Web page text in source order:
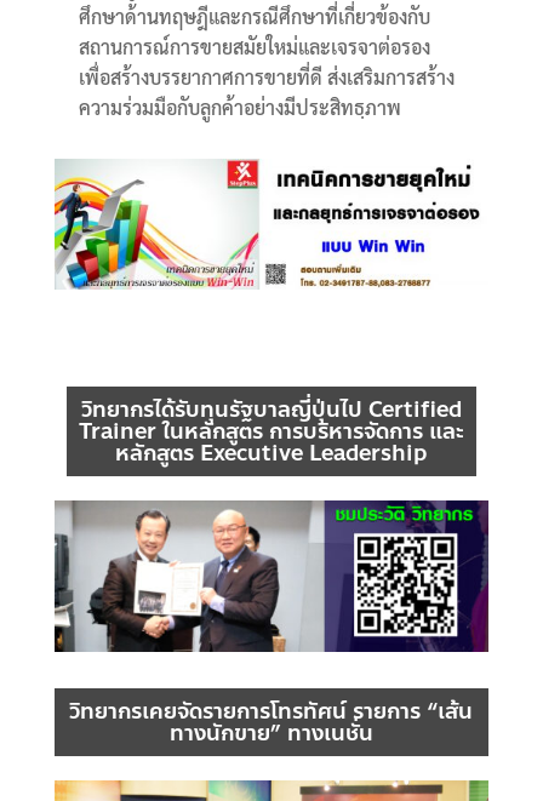
ศึกษาด้านทฤษฎีและกรณีศึกษาที่เกี่ยวข้องกับ
สถานการณ์การขายสมัยใหม่และเจรจาต่อรอง
เพื่อสร้างบรรยากาศการขายที่ดี ส่งเสริมการสร้าง
ความร่วมมือกับลูกค้าอย่างมีประสิทธฺภาพ
วิทยากรได้รับทุนรัฐบาลญี่ปุ่นไป Certified
Trainer ในหลักสูตร การบริหารจัดการ และ
หลักสูตร Executive Leadership
วิทยากรเคยจัดรายการโทรทัศน์ รายการ “เส้น
ทางนักขาย” ทางเนชั่น